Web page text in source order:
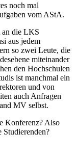
noch mal
vom AStA.
an die LKS
aus jedem
so zwei Leute, die
miteinander
den Hochschulen
ist manchmal ein
und von
auch Anfragen
MV selbst.
Konferenz? Also
Studierenden?